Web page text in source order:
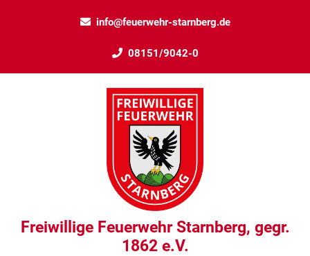
info@feuerwehr-starnberg.de
08151/9042-0
Freiwillige Feuerwehr Starnberg, gegr.
1862 e.V.